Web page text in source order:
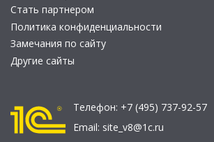
Стать партнером
Политика конфиденциальности
Замечания по сайту
Другие сайты
Телефон: +7 (495) 737-92-57
Email: site_v8@1c.ru